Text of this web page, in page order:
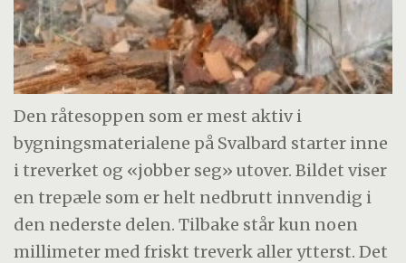
Den råtesoppen som er mest aktiv i
bygningsmaterialene på Svalbard starter inne
i treverket og «jobber seg» utover. Bildet viser
en trepæle som er helt nedbrutt innvendig i
den nederste delen. Tilbake står kun noen
millimeter med friskt treverk aller ytterst. Det